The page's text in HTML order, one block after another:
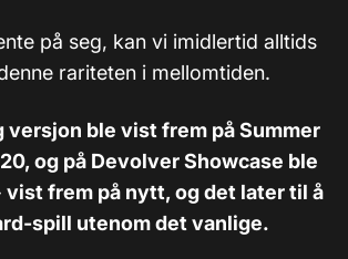
på seg, kan vi imidlertid alltids
rariteten i mellomtiden.
versjon ble vist frem på Summer
og på Devolver Showcase ble
vist frem på nytt, og det later til å
spill utenom det vanlige.